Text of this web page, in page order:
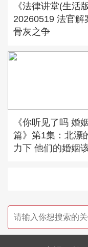
《法律讲堂(生活
20260519 法官解
骨灰之争
《你听见了吗 婚
篇》第1集：北漂
力下 他们的婚姻